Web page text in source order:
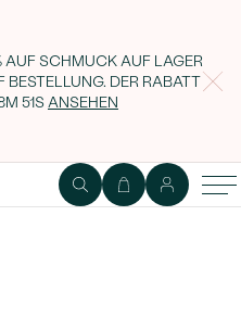
AUF SCHMUCK AUF LAGER
DER RABATT
50S ANSEHEN
Bernstein